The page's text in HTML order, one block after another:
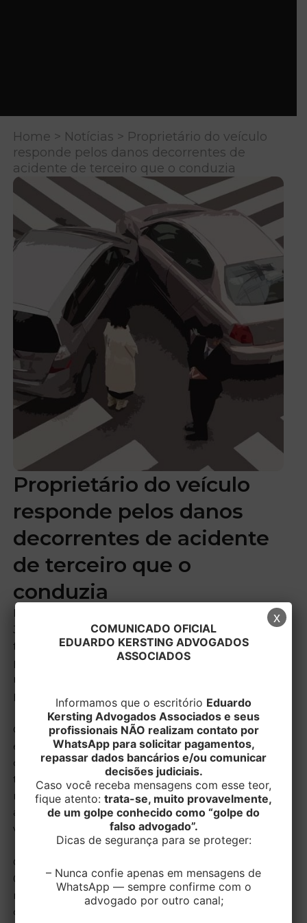
Home > Notícias > Proprietário do veículo
responde pelos danos decorrentes de
acidente de terceiro que o conduzia
Proprietário do veículo
responde pelos danos
decorrentes de acidente
de terceiro que o
conduzia
É entendimento pacífico do Superior Tribunal de
Justiça que o proprietário do veículo responderá, de
forma solidária, na hipótese de acidente que traga
prejuízos à vítima envolvida, ainda que o proprietário
não seja o condutor e causador ou que sequer tenha
presenciado o acidente.
O fundamento para tal responsabilização é de que a
escolha de quem conduzirá o veículo é inteiramente
do proprietário, cabendo a ele zelar por esta eleição –
trata-se da chamada “culpa in eligendo”. Do mesmo
modo, é responsabilidade do proprietário do veículo
a de zelar pela vigilância de quem o conduz – por sua
vez, a mencionada “culpa in vigilando”.
O Superior Tribunal de Justiça, no seu Informativo nº
0484, esclareceu: “A culpa do proprietário consiste ou
na escolha impertinente da pessoa a conduzir seu
carro, ou na negligência em permitir que terceiros,
COMUNICADO OFICIAL
EDUARDO KERSTING ADVOGADOS
ASSOCIADOS
Informamos que o escritório Eduardo
Kersting Advogados Associados e seus
profissionais NÃO realizam contato por
WhatsApp para solicitar pagamentos,
repassar dados bancários e/ou comunicar
decisões judiciais.
Caso você receba mensagens com esse teor,
fique atento: trata-se, muito provavelmente,
de um golpe conhecido como “golpe do
falso advogado”.
Dicas de segurança para se proteger:
– Nunca confie apenas em mensagens de
WhatsApp — sempre confirme com o
advogado por outro canal;
x